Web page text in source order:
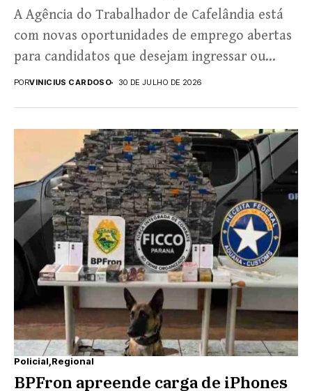
A Agência do Trabalhador de Cafelândia está
com novas oportunidades de emprego abertas
para candidatos que desejam ingressar ou
retornar ao mercado de...
PORVINICIUS CARDOSO 30 DE JULHO DE 2026
Policial Regional
BPFron apreende carga de iPhones